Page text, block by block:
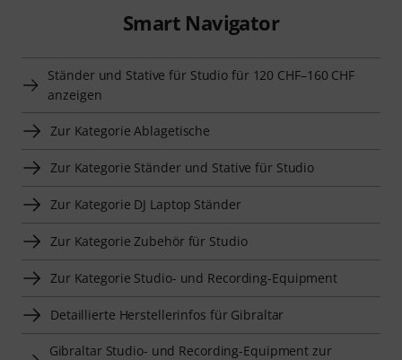
Smart Navigator
Ständer und Stative für Studio für 120 CHF–160 CHF
anzeigen
Zur Kategorie Ablagetische
Zur Kategorie Ständer und Stative für Studio
Zur Kategorie DJ Laptop Ständer
Zur Kategorie Zubehör für Studio
Zur Kategorie Studio- und Recording-Equipment
Detaillierte Herstellerinfos für Gibraltar
Gibraltar Studio- und Recording-Equipment zur